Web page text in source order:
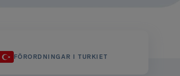
FÖRORDNINGAR I TURKIET